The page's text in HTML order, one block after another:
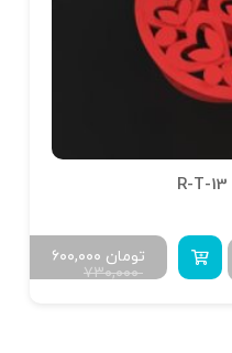
۷۳۰,۰۰۰
۶۰۰,۰۰۰ تومان